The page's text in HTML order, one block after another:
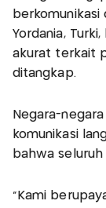
berkomunikasi
Yordania,
akurat terkait
ditangkap.
Negara-
komunikasi
bahwa seluruh
"Kami